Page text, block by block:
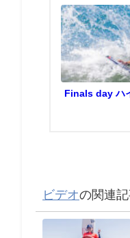
Finals day ハ
ビデオの関連